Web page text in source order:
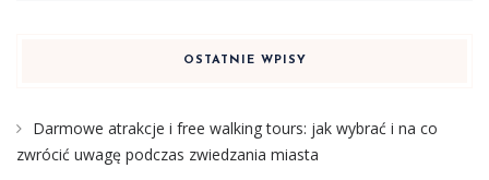
OSTATNIE WPISY
Darmowe atrakcje i free walking tours: jak wybrać i na co
zwrócić uwagę podczas zwiedzania miasta